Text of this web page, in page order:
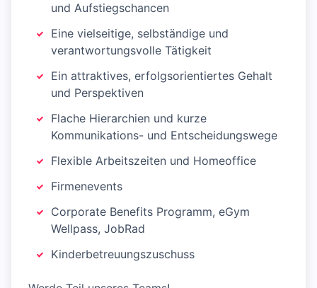
und Aufstiegschancen
Eine vielseitige, selbständige und
verantwortungsvolle Tätigkeit
Ein attraktives, erfolgsorientiertes Gehalt
und Perspektiven
Flache Hierarchien und kurze
Kommunikations- und Entscheidungswege
Flexible Arbeitszeiten und Homeoffice
Firmenevents
Corporate Benefits Programm, eGym
Wellpass, JobRad
Kinderbetreuungszuschuss